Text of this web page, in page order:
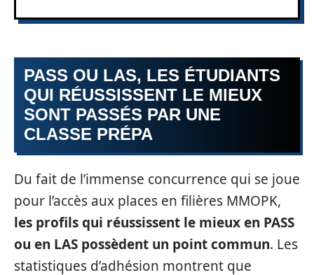
PASS OU LAS, LES ÉTUDIANTS
QUI RÉUSSISSENT LE MIEUX
SONT PASSÉS PAR UNE
CLASSE PRÉPA
Du fait de l’immense concurrence qui se joue
pour l’accès aux places en filières MMOPK,
les profils qui réussissent le mieux en PASS
ou en LAS possèdent un point commun. Les
statistiques d’adhésion montrent que